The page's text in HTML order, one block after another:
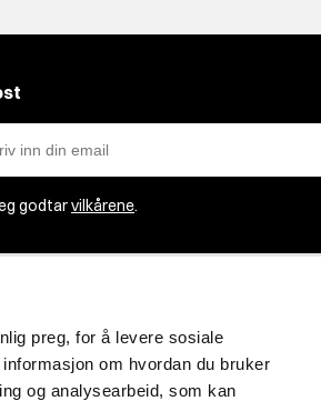
preg, for å levere sosiale
om hvordan du bruker
og analysearbeid, som kan
godtarvilkårene.
oss
Følg oss
Instagram